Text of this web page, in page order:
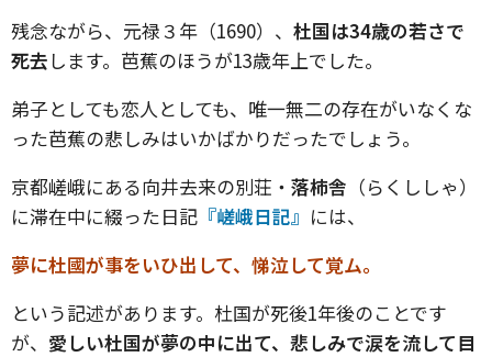
残念ながら、元禄３年（1690）、 杜国は34歳の若さで
死去 します。芭蕉のほうが13歳年上でした。
弟子としても恋人としても、唯一無二の存在がいなくな
った芭蕉の悲しみはいかばかりだったでしょう。
京都嵯峨にある向井去来の別荘・ 落柿舎 （らくししゃ）
に滞在中に綴った日記 『嵯峨日記』 には、
夢に杜國が事をいひ出して、悌泣して覚ム。
という記述があります。杜国が死後1年後のことです
が、 愛しい杜国が夢の中に出て、悲しみで涙を流して目